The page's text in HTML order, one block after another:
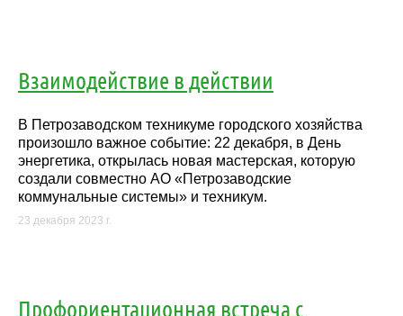
Взаимодействие в действии
В Петрозаводском техникуме городского хозяйства
произошло важное событие: 22 декабря, в День
энергетика, открылась новая мастерская, которую
создали совместно АО «Петрозаводские
коммунальные системы» и техникум.
23 декабря 2023 г.
Профориентационная встреча с